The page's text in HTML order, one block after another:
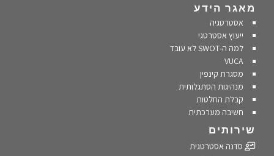
מאגר הידע
אסטרטגיה
ייעוץ אסטרטגי
למה ה-SWOT לא עובד
VUCA
מסגרת קינפין
מנהיגות הסתגלותית
קבלת החלטות
חשיבה מערכתית
שירותים
סדנה אסטרטגית